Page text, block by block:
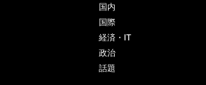
国内
国際
経済・IT
政治
話題